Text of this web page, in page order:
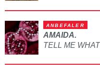
ANBEFALER
AMAIDA.